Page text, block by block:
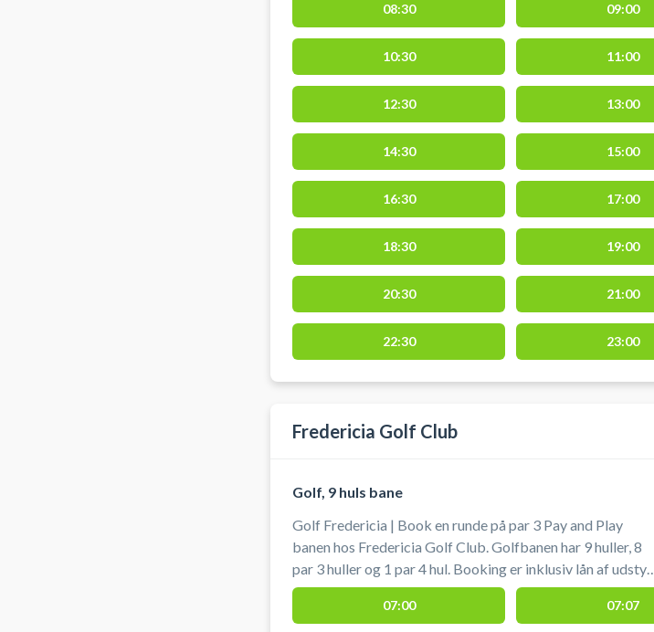
indendørs golf i Odense Padel & Simgolf (tidl. Odense
Padel Center) beliggende på Peder Skrams Vej 5 i Odense
SØ ved Universitet og Rosengårdscentret.
08:30 09:00
10:30 11:00
12:30 13:00
14:30 15:00
16:30 17:00
18:30 19:00
20:30 21:00
22:30 23:00
Fredericia Golf Club
Golf, 9 huls bane
Golf Fredericia | Book en runde på par 3 Pay and Play
banen hos Fredericia Golf Club. Golfbanen har 9 huller, 8
par 3 huller og 1 par 4 hul. Booking er inklusiv lån af udstyr.
Du behøver ikke have DGU-kort eller være medlem af
07:00 07:07